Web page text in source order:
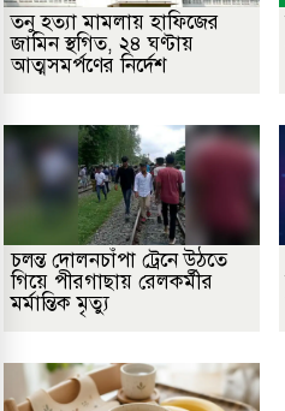
তনু হত্যা মামলায় হাফিজের
জামিন স্থগিত, ২৪ ঘণ্টায়
আত্মসমর্পণের নির্দেশ
চলন্ত দোলনচাঁপা ট্রেনে উঠতে
গিয়ে পীরগাছায় রেলকর্মীর
মর্মান্তিক মৃত্যু